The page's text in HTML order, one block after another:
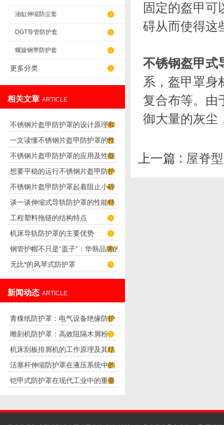
油缸伸缩防尘套
DGT导管防护套
螺旋钢带防护套
更多分类
相关文章 ARTICLE
不锈钢片盔甲防护罩的设计原理和
应用
一文读懂不锈钢片盔甲防护罩的性
能特点
不锈钢片盔甲防护罩的应用及性能
特点
想要平稳的运行不锈钢片盔甲防护
罩，我们需要先了解下这些情况
不锈钢片盔甲防护罩起着阻止小碎
片渗透的作用
谈一谈伸缩式导轨防护罩的性能特
点及其优点
工程塑料拖链的结构特点
机床导轨防护罩的主要优势
钢管护帽不只是“盖子”：华蒴品牌的
应用场景与选购参考
无比*的风琴式防护罩
新闻动态 ARTICLE
青稞纸防护罩：电气设备绝缘防护
专用方案
雕刻机防护罩：高效阻隔木屑粉
尘，守护设备精度与安全
机床刮板排屑机的工作原理及其结
构分析
活塞杆伸缩防护罩在液压系统中的
应用
铠甲式防护罩在现代工业中的重要
固定的盔甲可
碍从而使得这
不锈钢盔甲式
系，盔甲罩身
复合布等。由
御大量的灰尘
上一篇 : 屋脊